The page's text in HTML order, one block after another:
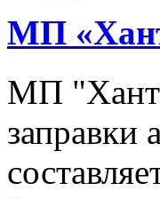
МП
МП
заправки